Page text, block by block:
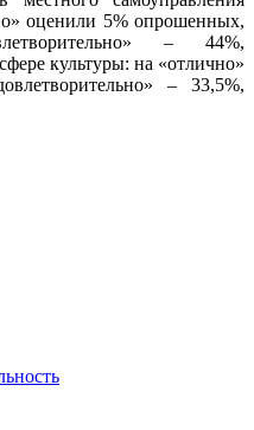
оценили 5% опрошенных,
– 44%,
культуры: на «отлично»
– 33,5%,